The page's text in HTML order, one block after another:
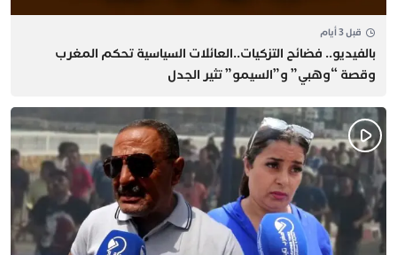
قبل 3 أيام
بالفيديو.. فضائح التزكيات..العائلات السياسية تحكم المغرب
وقصة “وهبي” و”السيمو” تثير الجدل